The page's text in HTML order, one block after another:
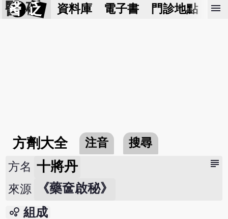
醫 砭 資料庫 電子書 門診地點 預
menu
方劑大全 注音 搜尋
subject
方名 十將丹
來源 《藥奩啟秘》
bubble_chart 組成